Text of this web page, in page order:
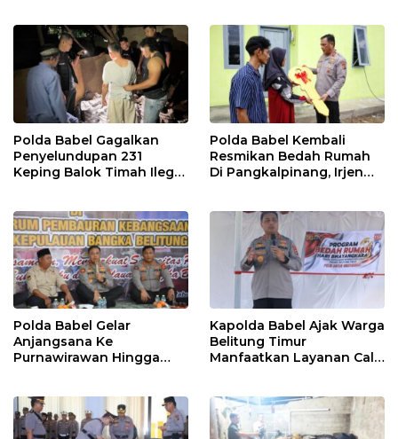
Polda Babel Gagalkan
Penyelundupan 231
Keping Balok Timah Ilegal
Polda Babel Kembali
Resmikan Bedah Rumah
Di Pangkalpinang, Irjen
Polda Babel Gelar
Anjangsana Ke
Purnawirawan Hingga
Kapolda Babel Ajak Warga
Belitung Timur
Manfaatkan Layanan Call